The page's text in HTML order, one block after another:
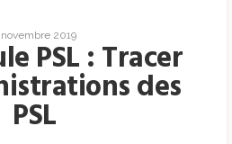
novembre 2019
PSL : Tracer
des
PSL